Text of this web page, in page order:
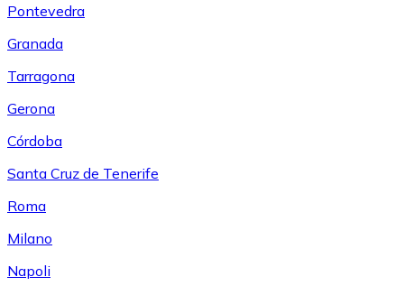
Pontevedra
Granada
Tarragona
Gerona
Córdoba
Santa Cruz de Tenerife
Roma
Milano
Napoli